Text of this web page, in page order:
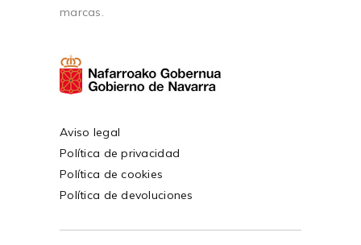
marcas.
Aviso legal
Política de privacidad
Política de cookies
Política de devoluciones